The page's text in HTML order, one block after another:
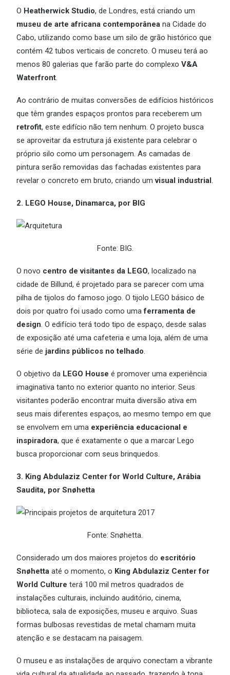
O Heatherwick Studio, de Londres, está criando um
museu de arte africana contemporânea na Cidade do
Cabo, utilizando como base um silo de grão histórico que
contém 42 tubos verticais de concreto. O museu terá ao
menos 80 galerias que farão parte do complexo V&A
Waterfront.
Ao contrário de muitas conversões de edifícios históricos
que têm grandes espaços prontos para receberem um
retrofit, este edifício não tem nenhum. O projeto busca
se aproveitar da estrutura já existente para celebrar o
próprio silo como um personagem. As camadas de
pintura serão removidas das fachadas existentes para
revelar o concreto em bruto, criando umvisual industrial.
2. LEGO House, Dinamarca, por BIG
Fonte: BIG.
O novo centro de visitantes da LEGO, localizado na
cidade de Billund, é projetado para se parecer com uma
pilha de tijolos do famoso jogo. O tijolo LEGO básico de
dois por quatro foi usado como umaferramenta de
design. O edifício terá todo tipo de espaço, desde salas
de exposição até uma cafeteria e uma loja, além de uma
série de jardins públicos no telhado.
O objetivo da LEGO House é promover uma experiência
imaginativa tanto no exterior quanto no interior. Seus
visitantes poderão encontrar muita diversão ativa em
seus mais diferentes espaços, ao mesmo tempo em que
se envolvem em uma experiência educacional e
inspiradora, que é exatamente o que a marcar Lego
busca proporcionar com seus brinquedos.
3. King Abdulaziz Center for World Culture, Arábia
Saudita, por Snøhetta
Fonte: Snøhetta.
Considerado um dos maiores projetos do escritório
Snøhetta até o momento, o King Abdulaziz Center for
World Culture terá 100 mil metros quadrados de
instalações culturais, incluindo auditório, cinema,
biblioteca, sala de exposições, museu e arquivo. Suas
formas bulbosas revestidas de metal chamam muita
atenção e se destacam na paisagem.
O museu e as instalações de arquivo conectam a vibrante